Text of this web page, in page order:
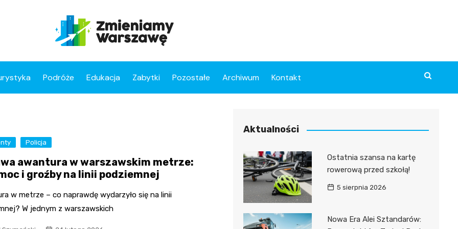
Podróże Edukacja Zabytki Pozostałe Archiwum Kontakt
Policja
awantura w warszawskim metrze:
i groźby na linii podziemnej
w metrze – co naprawdę wydarzyło się na linii
W jednym z warszawskich
Aktualności
Ostatnia szansa na kartę
rowerową przed szkołą!
5 sierpnia 2026
Nowa Era Alei Sztandarów: